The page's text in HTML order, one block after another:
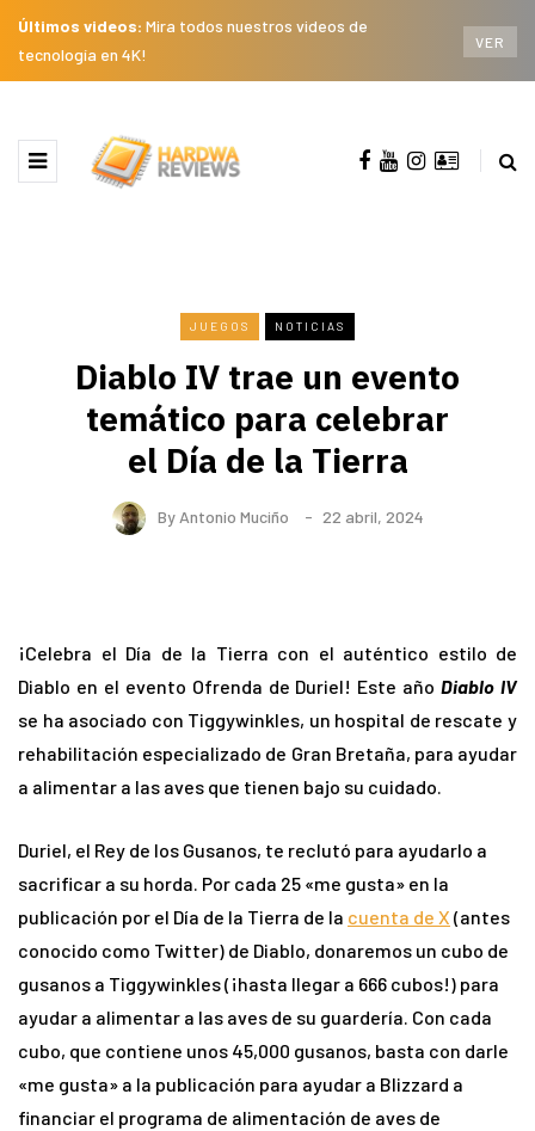
Últimos videos: Mira todos nuestros videos de
tecnología en 4K!
VER
JUEGOS NOTICIAS
Diablo IV trae un evento
temático para celebrar
el Día de la Tierra
By Antonio Muciño 22 abril, 2024
¡Celebra el Día de la Tierra con el auténtico estilo de
Diablo en el evento Ofrenda de Duriel! Este añoDiablo IV
se ha asociado con Tiggywinkles, un hospital de rescate y
rehabilitación especializado de Gran Bretaña, para ayudar
a alimentar a las aves que tienen bajo su cuidado.
Duriel, el Rey de los Gusanos, te reclutó para ayudarlo a
sacrificar a su horda. Por cada 25 «me gusta» en la
publicación por el Día de la Tierra de la cuenta de X (antes
conocido como Twitter) de Diablo, donaremos un cubo de
gusanos a Tiggywinkles (¡hasta llegar a 666 cubos!) para
ayudar a alimentar a las aves de su guardería. Con cada
cubo, que contiene unos 45,000 gusanos, basta con darle
«me gusta» a la publicación para ayudar a Blizzard a
financiar el programa de alimentación de aves de